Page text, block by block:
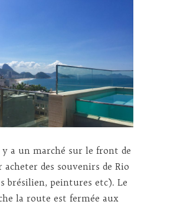
a un marché sur le front de
des souvenirs de Rio
brésilien, peintures etc). Le
la route est fermée aux